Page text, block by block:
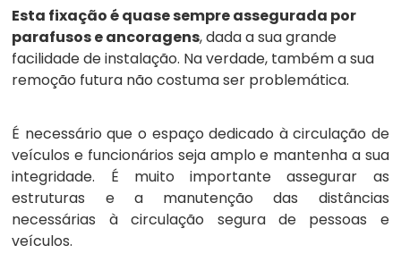
Esta fixação é quase sempre assegurada por
parafusos e ancoragens, dada a sua grande
facilidade de instalação. Na verdade, também a sua
remoção futura não costuma ser problemática.
É necessário que o espaço dedicado à circulação de
veículos e funcionários seja amplo e mantenha a sua
integridade. É muito importante assegurar as
estruturas e a manutenção das distâncias
necessárias à circulação segura de pessoas e
veículos.